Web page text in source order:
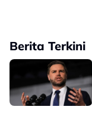
Berita Terkini